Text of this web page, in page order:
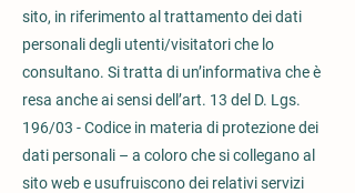
sito, in riferimento al trattamento dei dati
personali degli utenti/visitatori che lo
consultano. Si tratta di un’informativa che è
resa anche ai sensi dell’art. 13 del D. Lgs.
196/03 - Codice in materia di protezione dei
dati personali – a coloro che si collegano al
sito web e usufruiscono dei relativi servizi